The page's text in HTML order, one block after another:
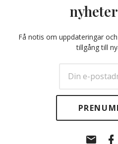
Få notis om uppdateringar
tillgång till
post